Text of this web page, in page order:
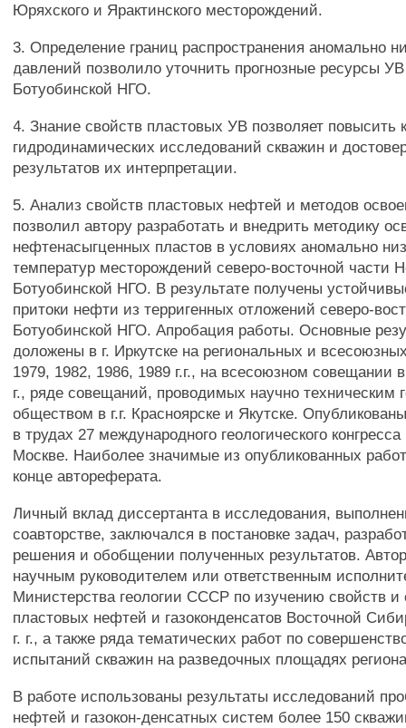
Юряхского и Ярактинского месторождений.
3. Определение границ распространения аномально
давлений позволило уточнить прогнозные ресурсы
Ботуобинской НГО.
4. Знание свойств пластовых УВ позволяет повысить
гидродинамических исследований скважин и
результатов их интерпретации.
5. Анализ свойств пластовых нефтей и методов
позволил автору разработать и внедрить методику
нефтенасыгценных пластов в условиях аномально
температур месторождений северо-восточной части
Ботуобинской НГО. В результате получены
притоки нефти из терригенных отложений северо-
Ботуобинской НГО. Апробация работы. Основные
доложены в г. Иркутске на региональных и
1979, 1982, 1986, 1989 г.г., на всесоюзном совещании
г., ряде совещаний, проводимых научно техническим
обществом в г.г. Красноярске и Якутске.
в трудах 27 международного геологического конгресса
Москве. Наиболее значимые из опубликованных
конце автореферата.
Личный вклад диссертанта в исследования,
соавторстве, заключался в постановке задач,
решения и обобщении полученных результатов.
научным руководителем или ответственным
Министерства геологии СССР по изучению свойств и
пластовых нефтей и газоконденсатов Восточной
г. г., а также ряда тематических работ по
испытаний скважин на разведочных площадях
В работе использованы результаты исследований
нефтей и газокон-денсатных систем более 150